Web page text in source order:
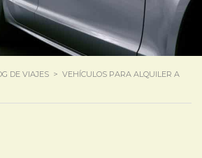
DE VIAJES > VEHÍCULOS PARA ALQUILER A